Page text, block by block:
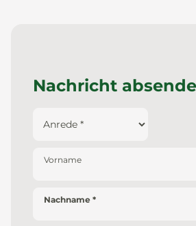
Nachricht
Vorname
Nachname